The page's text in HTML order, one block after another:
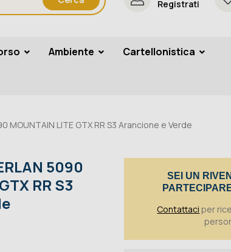
Registrati
Ambiente Cartellonistica
MOUNTAIN LITE GTX RR S3 Arancione e Verde
5090
RR S3
SEI UN
Contattaci per